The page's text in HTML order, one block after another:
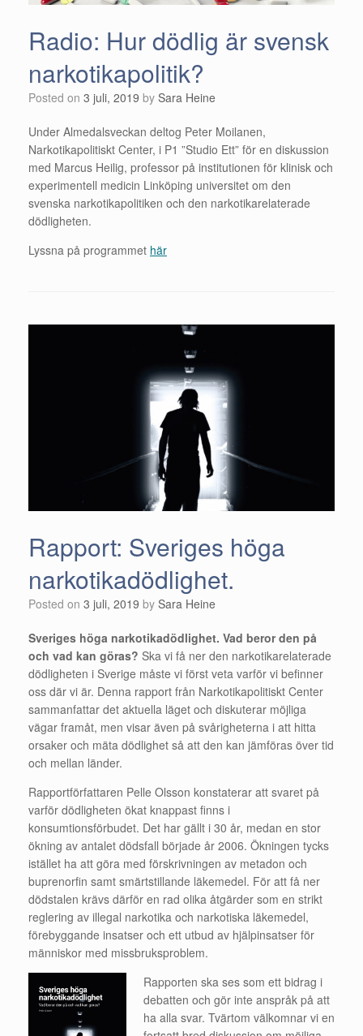
Radio: Hur dödlig är svensk
narkotikapolitik?
Posted on 3 juli, 2019 by Sara Heine
Under Almedalsveckan deltog Peter Moilanen,
Narkotikapolitiskt Center, i P1 ”Studio Ett” för en diskussion
med Marcus Heilig, professor på institutionen för klinisk och
experimentell medicin Linköping universitet om den
svenska narkotikapolitiken och den narkotikarelaterade
dödligheten.
Lyssna på programmet här
Rapport: Sveriges höga
narkotikadödlighet.
Posted on 3 juli, 2019 by Sara Heine
Sveriges höga narkotikadödlighet. Vad beror den på
och vad kan göras? Ska vi få ner den narkotikarelaterade
dödligheten i Sverige måste vi först veta varför vi befinner
oss där vi är. Denna rapport från Narkotikapolitiskt Center
sammanfattar det aktuella läget och diskuterar möjliga
vägar framåt, men visar även på svårigheterna i att hitta
orsaker och mäta dödlighet så att den kan jämföras över tid
och mellan länder.
Rapportförfattaren Pelle Olsson konstaterar att svaret på
varför dödligheten ökat knappast finns i
konsumtionsförbudet. Det har gällt i 30 år, medan en stor
ökning av antalet dödsfall började år 2006. Ökningen tycks
istället ha att göra med förskrivningen av metadon och
buprenorfin samt smärtstillande läkemedel. För att få ner
dödstalen krävs därför en rad olika åtgärder som en strikt
reglering av illegal narkotika och narkotiska läkemedel,
förebyggande insatser och ett utbud av hjälpinsatser för
människor med missbruksproblem.
Rapporten ska ses som ett bidrag i
debatten och gör inte anspråk på att
ha alla svar. Tvärtom välkomnar vi en